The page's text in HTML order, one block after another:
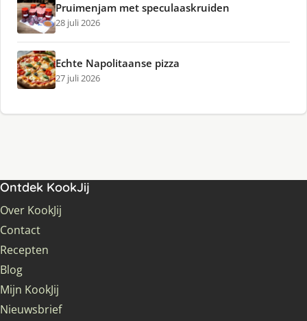
Pruimenjam met speculaaskruiden
28 juli 2026
Echte Napolitaanse pizza
27 juli 2026
Ontdek KookJij
Over KookJij
Contact
Recepten
Blog
Mijn KookJij
Nieuwsbrief